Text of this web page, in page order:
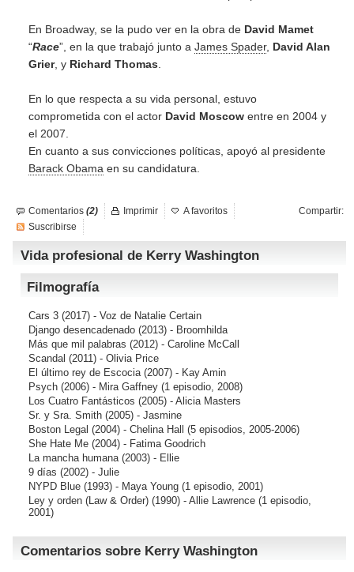
En Broadway, se la pudo ver en la obra de David Mamet
“Race”, en la que trabajó junto a James Spader, David Alan
Grier, y Richard Thomas
En lo que respecta a su vida personal, estuvo
comprometida con el actor David Moscow entre en 2004 y
el 2007.
En cuanto a sus convicciones políticas, apoyó al presidente
Barack Obama en su candidatura.
Comentarios (2) Compartir:
Imprimir
A favoritos
Suscribirse
Vida profesional de Kerry Washington
Filmografía
Cars 3 (2017) - Voz de Natalie Certain
Django desencadenado (2013) - Broomhilda
Más que mil palabras (2012) - Caroline McCall
Scandal (2011) - Olivia Price
El último rey de Escocia(2007) - Kay Amin
Psych (2006) - Mira Gaffney (1 episodio, 2008)
Los Cuatro Fantásticos (2005) - Alicia Masters
Sr. y Sra. Smith (2005) - Jasmine
Boston Legal (2004) - Chelina Hall (5 episodios, 2005-2006)
She Hate Me (2004) - Fatima Goodrich
La mancha humana(2003) - Ellie
9 días (2002) - Julie
NYPD Blue (1993) - Maya Young (1 episodio, 2001)
Ley y orden (Law & Order) (1990) - Allie Lawrence (1 episodio,
2001)
Comentarios sobre Kerry Washington